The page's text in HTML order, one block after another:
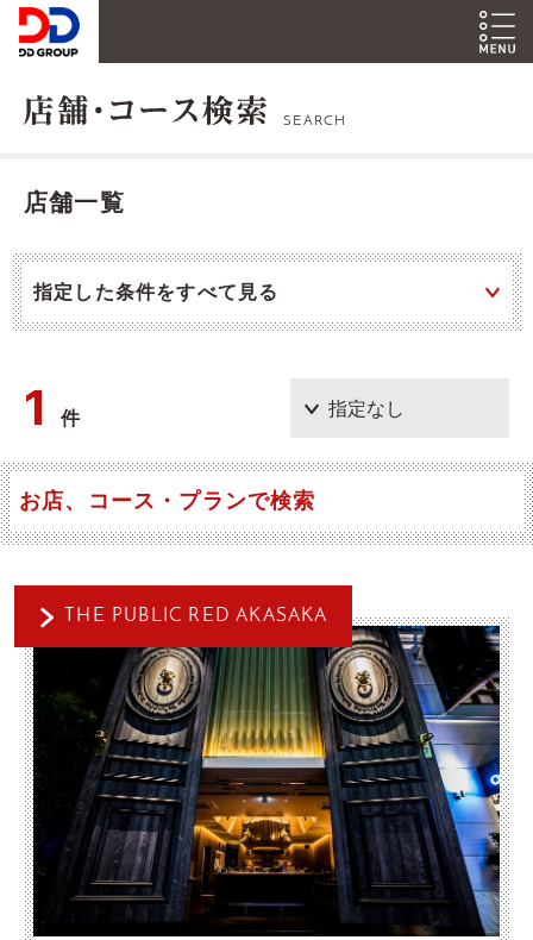
SEARCH
店舗一覧
指定した条件をすべて見る
1件
お店、コース・プランで検索
THE PUBLIC RED AKASAKA